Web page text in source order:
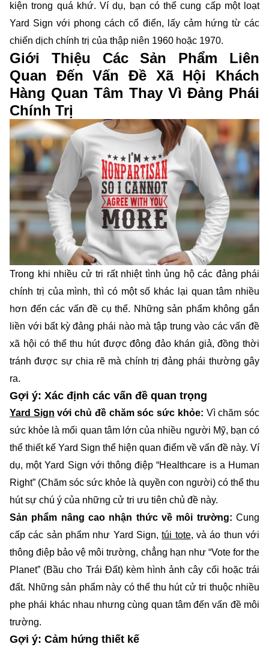
kiện trong quá khứ. Ví dụ, bạn có thể cung cấp một loạt
Yard Sign với phong cách cổ điển, lấy cảm hứng từ các
chiến dịch chính trị của thập niên 1960 hoặc 1970.
Giới Thiệu Các Sản Phẩm Liên
Quan Đến Vấn Đề Xã Hội Khách
Hàng Quan Tâm Thay Vì Đảng Phái
Chính Trị
Trong khi nhiều cử tri rất nhiệt tình ủng hộ các đảng phái
chính trị của mình, thì có một số khác lại quan tâm nhiều
hơn đến các vấn đề cụ thể. Những sản phẩm không gắn
liền với bất kỳ đảng phái nào mà tập trung vào các vấn đề
xã hội có thể thu hút được đông đảo khán giả, đồng thời
tránh được sự chia rẽ mà chính trị đảng phái thường gây
ra.
Gợi ý: Xác định các vấn đề quan trọng
Yard Sign với chủ đề chăm sóc sức khỏe: Vì chăm sóc
sức khỏe là mối quan tâm lớn của nhiều người Mỹ, bạn có
thể thiết kế Yard Sign thể hiện quan điểm về vấn đề này. Ví
dụ, một Yard Sign với thông điệp “Healthcare is a Human
Right” (Chăm sóc sức khỏe là quyền con người) có thể thu
hút sự chú ý của những cử tri ưu tiên chủ đề này.
Sản phẩm nâng cao nhận thức về môi trường: Cung
cấp các sản phẩm như Yard Sign,túi tote, và áo thun với
thông điệp bảo vệ môi trường, chẳng hạn như “Vote for the
Planet” (Bầu cho Trái Đất) kèm hình ảnh cây cối hoặc trái
đất. Những sản phẩm này có thể thu hút cử tri thuộc nhiều
phe phái khác nhau nhưng cùng quan tâm đến vấn đề môi
trường.
Gợi ý: Cảm hứng thiết kế